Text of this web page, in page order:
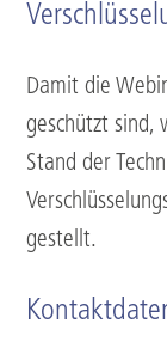
Damit die
geschützt sind,
Stand der
gestellt.